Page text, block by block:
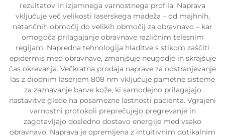
rezultatov in izjemnega varnostnega profila. Naprava
vključuje več velikosti laserskega madeža – od majhnih,
natančnih območij do velikih območij za obravnavo – kar
omogoča prilagajanje obravnave različnim telesnim
regijam. Napredna tehnologija hladitve s stikom zaščiti
epidermis med obravnave, zmanjšuje neugodje in skrajšuje
čas okrevanja. Večkratna prodaja naprave za odstranjevanje
las z diodnim laserjem 808 nm vključuje pametne sisteme
za zaznavanje barve kože, ki samodejno prilagajajo
nastavitve glede na posamezne lastnosti pacienta. Vgrajeni
varnostni protokoli preprečujejo pregrevanje in
zagotavljajo dosledno dostavo energije med vsako
obravnavo. Naprava je opremljena z intuitivnim dotikalnim